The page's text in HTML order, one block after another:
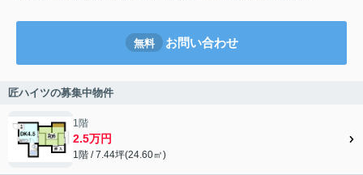
無料 お問い合わせ
匠ハイツの募集中物件
1階
2.5万円
1階 / 7.44坪(24.60㎡)